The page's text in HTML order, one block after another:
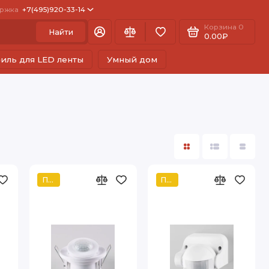
+7(495)920-33-14
Найти
Корзина 0
0.00₽
для LED ленты Умный дом
Популярный Популярный